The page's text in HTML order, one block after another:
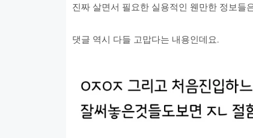
진짜 살면서 필요한 실용적인 웬만한 정보들
댓글 역시 다들 고맙다는 내용인데요.